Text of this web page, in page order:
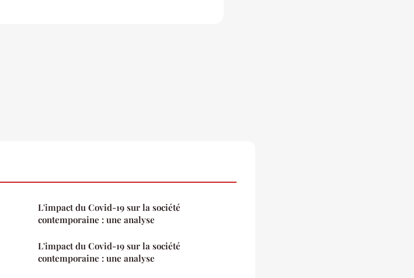
L'impact du Covid-19 sur la société
contemporaine : une analyse
L'impact du Covid-19 sur la société
contemporaine : une analyse